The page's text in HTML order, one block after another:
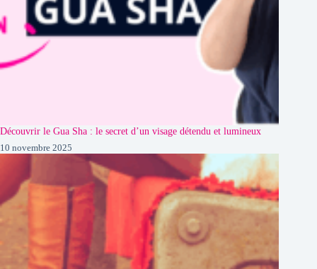
Découvrir le Gua Sha : le secret d’un visage détendu et lumineux
10 novembre 2025